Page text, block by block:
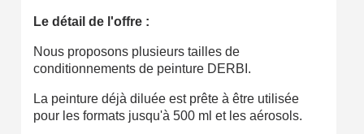
Le détail de l'offre :
Nous proposons plusieurs tailles de
conditionnements de peinture DERBI.
La peinture déjà diluée est prête à être utilisée
pour les formats jusqu'à 500 ml et les aérosols.